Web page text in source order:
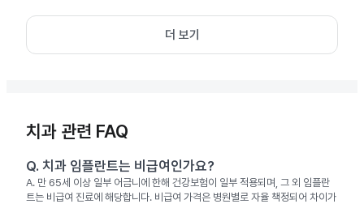
더 보기
치과 관련 FAQ
Q. 치과 임플란트는 비급여인가요?
A. 만 65세 이상 일부 어금니에 한해 건강보험이 일부 적용되며, 그 외 임플란
트는 비급여 진료에 해당합니다. 비급여 가격은 병원별로 자율 책정되어 차이가